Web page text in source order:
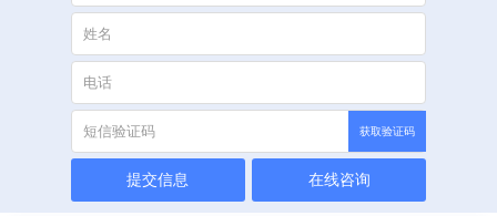
获取验证码
提交信息 在线咨询